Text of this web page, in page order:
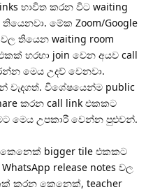
භාවිත කරන විට waiting
මේක Zoom/Google
වල තියෙන waiting room
හරහා join වෙන අයව call
මෙය උදව් වෙනවා.
වැදගත්. විශේෂයෙන්ම public
කරන call link එකකට
මෙය උපකාරී වෙන්න පුළුවන්.
කෙනෙක් bigger tile එකකට
release notes වල
කරන කෙනෙක්, teacher